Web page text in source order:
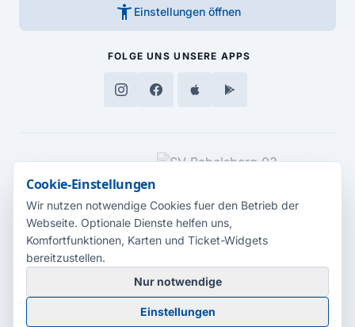
accessibility_new Einstellungen öffnen
FOLGE UNS UNSERE APPS
MEDIENPARTNER
© 2026 Radio Potsdam. Webseite entwickelt durch dieMedienagentur
Babelsberg
Cookie-Einstellungen
Wir nutzen notwendige Cookies fuer den Betrieb der
Webseite. Optionale Dienste helfen uns,
Komfortfunktionen, Karten und Ticket-Widgets
bereitzustellen.
Nur notwendige
Einstellungen